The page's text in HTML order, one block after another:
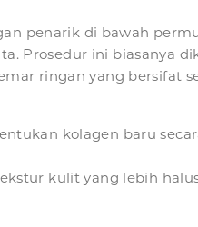
penarik di bawah
Prosedur ini biasanya
ringan yang bersifat
kolagen baru
kulit yang lebih